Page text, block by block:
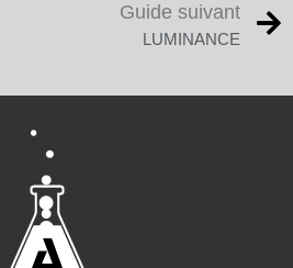
Guide suivant
LUMINANCE